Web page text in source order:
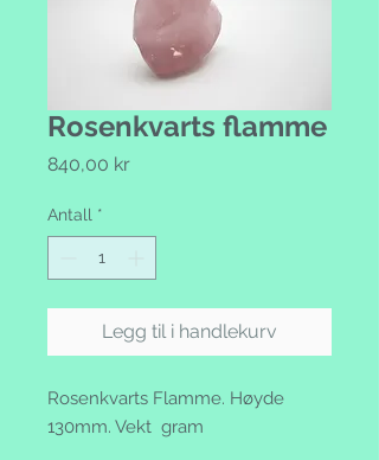
Rosenkvarts flamme
840,00 krPris
Antall *
Legg til i handlekurv
Rosenkvarts Flamme. Høyde
130mm. Vekt gram